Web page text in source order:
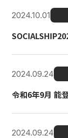
2024.10.01
2024.09.24
令和6年9月 能
2024.09.24